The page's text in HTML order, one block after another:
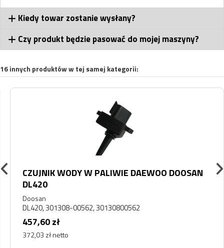
Kiedy towar zostanie wysłany?
Czy produkt będzie pasować do mojej maszyny?
16 innych produktów w tej samej kategorii:
CZUJNIK WODY W PALIWIE DAEWOO DOOSAN
DL420
Doosan
DL420, 301308-00562, 30130800562
457,60 zł
372,03 zł netto